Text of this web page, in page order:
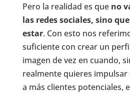
Pero la realidad es que no
las redes sociales, sino
estar. Con esto nos
suficiente con crear un
imagen de vez en cuando,
realmente quieres impulsar
a más clientes potenciales,